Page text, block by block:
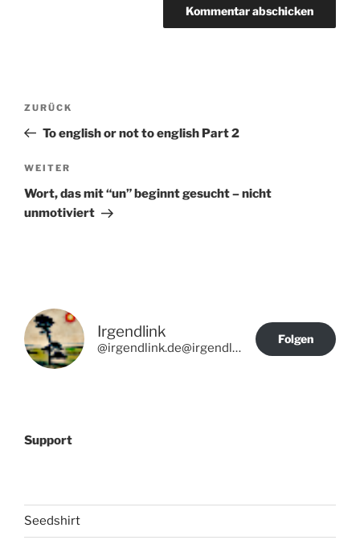
Beitragsnavigation
Vorheriger
Beitrag
ZURÜCK
To english or not to english Part 2
Nächster
Beitrag
WEITER
Wort, das mit “un” beginnt gesucht – nicht
unmotiviert
Irgendlink
@irgendlink.de@irgendlink.de
Folgen
Support
Seedshirt